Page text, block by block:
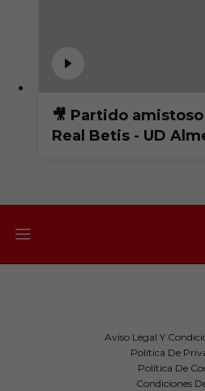
🎥 Partido amistoso pretemporada
Real Betis - UD
Aviso Legal Y
Política De
Política De
Condiciones